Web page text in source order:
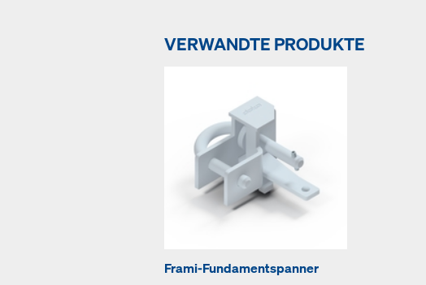
VERWANDTE PRODUKTE
Frami-Fundamentspanner